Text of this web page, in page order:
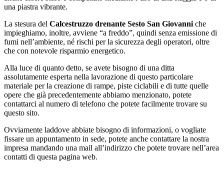
una piastra vibrante.
La stesura del Calcestruzzo drenante Sesto San Giovanni che
impieghiamo, inoltre, avviene “a freddo”, quindi senza emissione di
fumi nell’ambiente, né rischi per la sicurezza degli operatori, oltre
che con notevole risparmio energetico.
Alla luce di quanto detto, se avete bisogno di una ditta
assolutamente esperta nella lavorazione di questo particolare
materiale per la creazione di rampe, piste ciclabili e di tutte quelle
opere che già precedentemente abbiamo menzionato, potete
contattarci al numero di telefono che potete facilmente trovare su
questo sito.
Ovviamente laddove abbiate bisogno di informazioni, o vogliate
fissare un appuntamento in sede, potete anche contattare la nostra
impresa mandando una mail all’indirizzo che potete trovare nell’area
contatti di questa pagina web.